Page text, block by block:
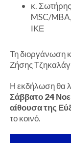
κ.
MSC/
ΙΚΕ
Τη διοργάνωση
Ζήσης
Η εκδήλωση θα
Σάββατο 24
αίθουσα της
το κοινό.